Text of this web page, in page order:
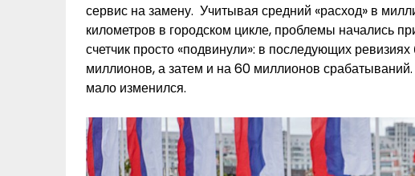
сервис на замену. Учитывая средний «расход» в
километров в городском цикле, проблемы начались
счетчик просто «подвинули»: в последующих
миллионов, а затем и на 60 миллионов
мало изменился.